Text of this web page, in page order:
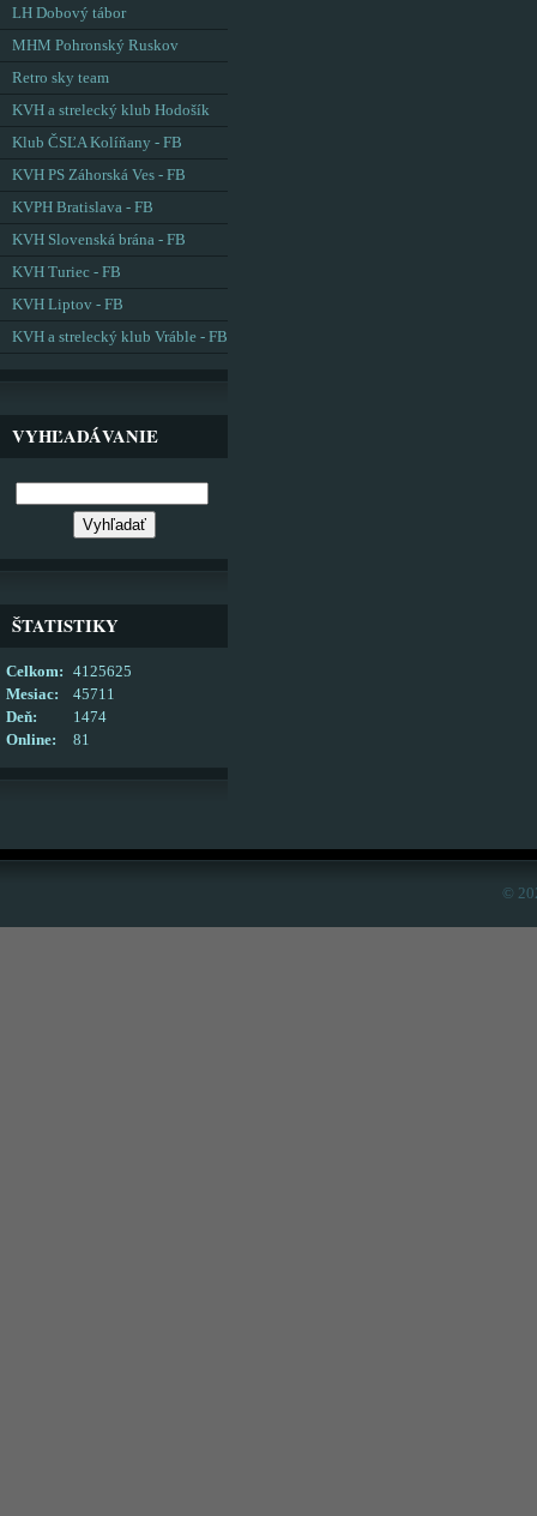
LH Dobový tábor
MHM Pohronský Ruskov
Retro sky team
KVH a strelecký klub Hodošík
Klub ČSĽA Kolíňany - FB
KVH PS Záhorská Ves - FB
KVPH Bratislava - FB
KVH Slovenská brána - FB
KVH Turiec - FB
KVH Liptov - FB
KVH a strelecký klub Vráble - FB
VYHĽADÁVANIE
ŠTATISTIKY
Online: 81
Celkom:
4125625
Mesiac:
45711
Deň:
1474
©